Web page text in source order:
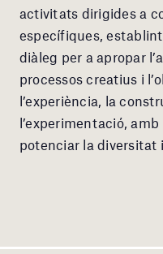
activitats dirigides a
específiques,
diàleg per a apropar
processos creatius i
l’experiència, la
l’experimentació,
potenciar la diversitat